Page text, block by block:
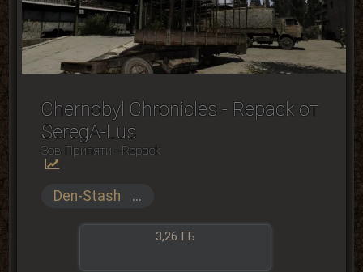
Chernobyl Chronicles - Repack от
SeregA-Lus
Зов Припяти - Repack
Den-Stash ...
3,26 ГБ